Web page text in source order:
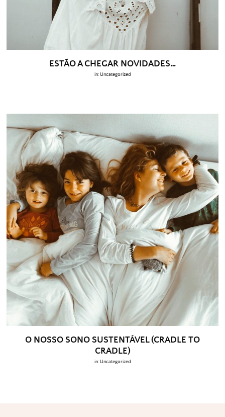
ESTÃO A CHEGAR NOVIDADES…
in: Uncategorized
O NOSSO SONO SUSTENTÁVEL (CRADLE TO
CRADLE)
in: Uncategorized